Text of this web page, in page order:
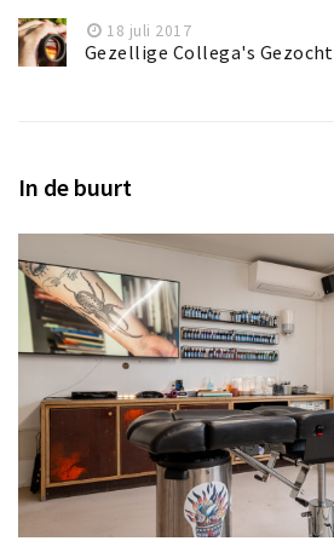
18 juli 2017
Gezellige Collega's Gezocht
In de buurt